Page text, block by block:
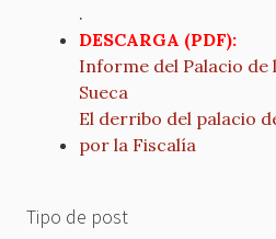
.
DESCARGA (PDF):
Informe del Palacio de
Sueca
El derribo del palacio
por la Fiscalía
Tipo de post